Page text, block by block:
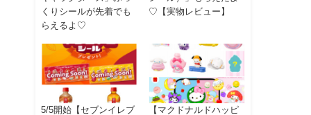
くりシールが先着でも
らえるよ♡
♡【実物レビュー】
5/5開始【セブンイレブ
【マクドナルドハッピ